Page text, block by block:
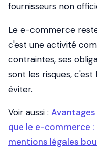
fournisseurs non
Le e-commerce
c'est une activité
contraintes, ses
sont les risques,
éviter.
Voir aussi :
que le e-commerce
mentions légales